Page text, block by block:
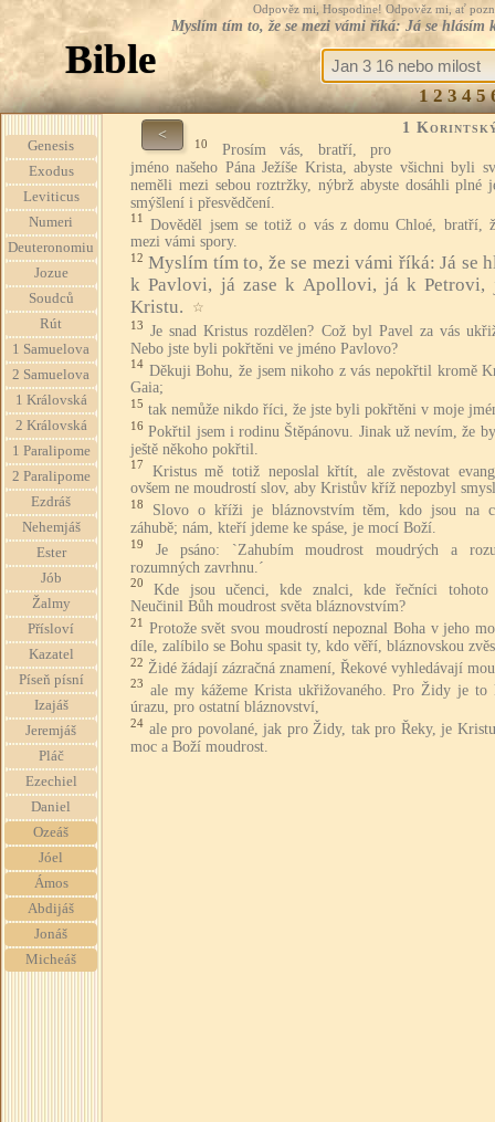
Odpověz mi, Hospodine! Odpověz mi, ať
Myslím tím to, že se mezi vámi říká: Já se
Bible
1 2 3 4 5
Genesis
Exodus
Leviticus
Numeri
Deuteronomiu
Jozue
Soudců
Rút
1 Samuelova
2 Samuelova
1 Královská
2 Královská
1 Paralipome
2 Paralipome
Ezdráš
Nehemjáš
Ester
Jób
Žalmy
Přísloví
Kazatel
Píseň písní
Izajáš
Jeremjáš
Pláč
Ezechiel
Daniel
Ozeáš
Jóel
Ámos
Abdijáš
Jonáš
Micheáš
< 1
10
Prosím vás, bratří, pro
jméno našeho Pána Ježíše Krista, abyste všichni byli
neměli mezi sebou roztržky, nýbrž abyste dosáhli plné
smýšlení i přesvědčení.
11
Dověděl jsem se totiž o vás z domu Chloé, bratří,
mezi vámi spory.
12 Myslím tím to, že se mezi vámi říká: Já se
k Pavlovi, já zase k Apollovi, já k Petrovi,
Kristu.
☆
13 Je snad Kristus rozdělen? Což byl Pavel za vás
Nebo jste byli pokřtěni ve jméno Pavlovo?
14 Děkuji Bohu, že jsem nikoho z vás nepokřtil kromě
Gaia;
15 tak nemůže nikdo říci, že jste byli pokřtěni v moje
16 Pokřtil jsem i rodinu Štěpánovu. Jinak už nevím, že
ještě někoho pokřtil.
17
Kristus mě totiž neposlal křtít, ale zvěstovat
ovšem ne moudrostí slov, aby Kristův kříž nepozbyl
18
Slovo o kříži je bláznovstvím těm, kdo jsou na
záhubě; nám, kteří jdeme ke spáse, je mocí Boží.
19
Je psáno: `Zahubím moudrost moudrých a
rozumných zavrhnu.´
20
Kde jsou učenci, kde znalci, kde řečníci tohoto
Neučinil Bůh moudrost světa bláznovstvím?
21
Protože svět svou moudrostí nepoznal Boha v jeho
díle, zalíbilo se Bohu spasit ty, kdo věří, bláznovskou
22 Židé žádají zázračná znamení, Řekové vyhledávají
23 ale my kážeme Krista ukřižovaného. Pro Židy je to
úrazu, pro ostatní bláznovství,
24 ale pro povolané, jak pro Židy, tak pro Řeky, je
moc a Boží moudrost.